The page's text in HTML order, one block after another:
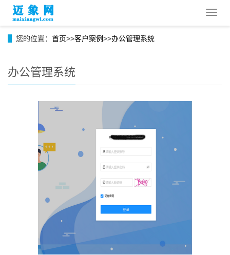
导
您的位置： 首页>>客户案例>>办公管理系统
办公管理系统